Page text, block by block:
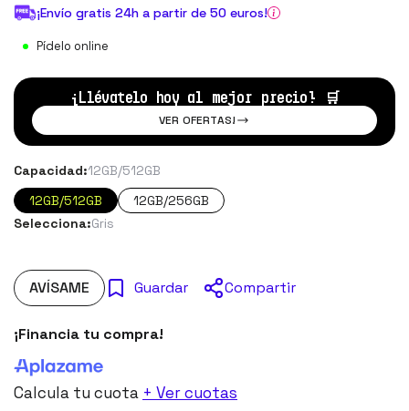
¡Envío gratis 24h a partir de 50 euros!
Pídelo online
¡Llévatelo hoy al mejor precio! 🛒
VER OFERTAS!
Capacidad:12GB/512GB
12GB/512GB
12GB/256GB
Selecciona:Gris
AVÍSAME Guardar Compartir
¡Financia tu compra!
Calcula tu cuota + Ver cuotas